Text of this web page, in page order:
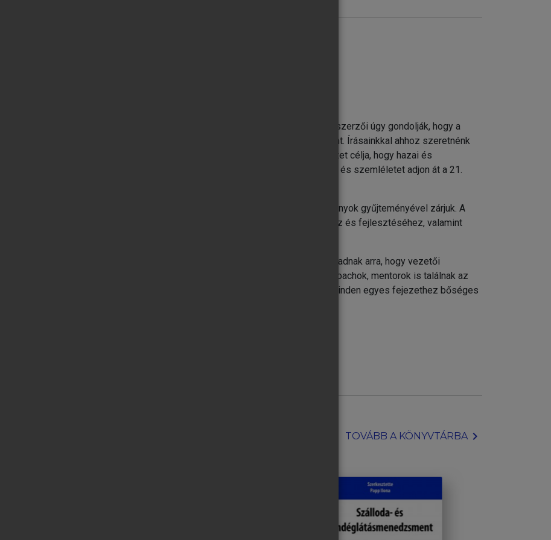
vezetők sikerének, túlélésének záloga a folyamatos fejlődés. A kötet szerzői úgy gondolják, hogy a
elkötelezett a vezető saját maga, munkatársai és szervezete fejlesztése iránt. Írásainkkal ahhoz szeretnénk
vállalják a fejlesztési folyamatokkal és változásokkal járó kihívásokat. A kötet célja, hogy hazai és
a vezetéselméleti alapok mellett a gyakorlatba is átültethető tudást és szemléletet adjon át a 21.
és a kötetet a témák gyakorlati aspektusait megvilágító esettanulmányok gyűjteményével zárjuk. A
és példákkal szolgál a szükséges vezetői kompetenciák meghatározásához és fejlesztéséhez, valamint
illetve azoknak szánjuk, akik vezetői szerepre készülnek vagy esélyt adnak arra, hogy vezetői
szakemberek, szervezet- és vezetőfejlesztők, képzők, trénerek, coachok, mentorok is találnak az
formáló írásokat. A tapasztalt vezetőkre is gondolva, törekedtünk arra, hogy minden egyes fejezethez bőséges
tanulást.
a-21-szazadban//
TOVÁBB A KÖNYVTÁRBAchevron_right